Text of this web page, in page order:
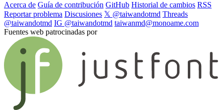
Acerca de Guía de contribución GitHub Historial de cambios RSS
Reportar problema Discusiones 𝕏 @taiwandotmd Threads
@taiwandotmd IG @taiwandotmd taiwanmd@monoame.com
Fuentes web patrocinadas por